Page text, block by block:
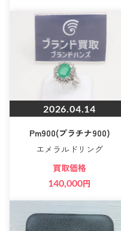
2026.04.14
Pm900(プラチナ900)
エメラルドリング
買取価格
140,000円